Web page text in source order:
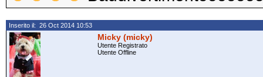
Inserito il: 26 Oct 2014 10:53
Micky (micky)
Utente Registrato
Utente Offline